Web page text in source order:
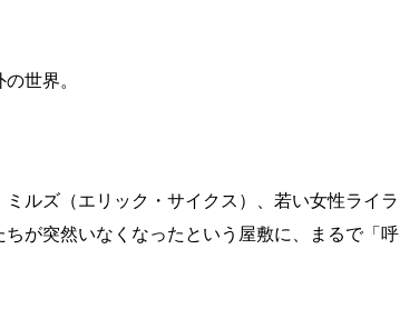
世界。
ルズ（エリック・サイクス）、若い女性ライラ
が突然いなくなったという屋敷に、まるで「呼